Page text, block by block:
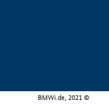
BMWi.de, 2021 ©